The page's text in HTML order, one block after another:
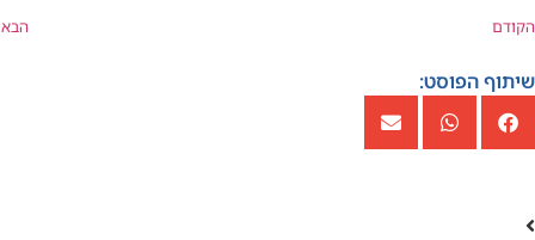
הקודם הבא
שיתוף הפוסט: